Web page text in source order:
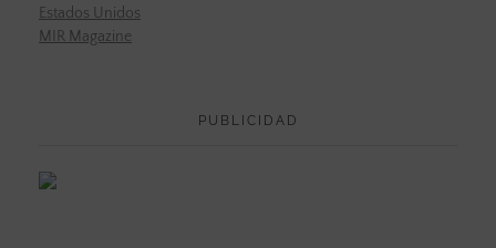
Estados Unidos
MIR Magazine
PUBLICIDAD